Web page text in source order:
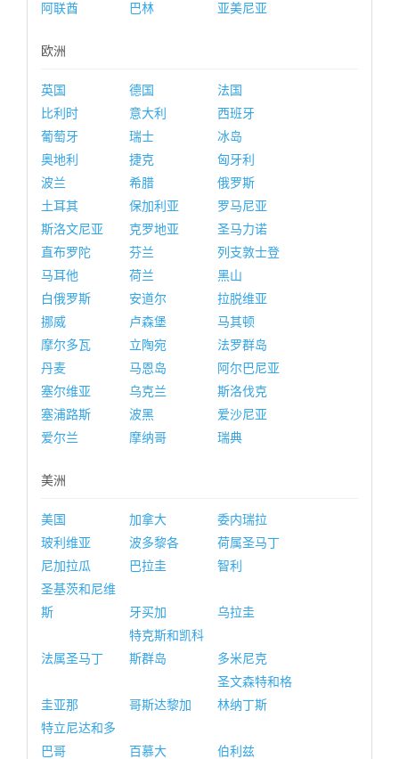
阿联酋
巴林 亚美尼亚
欧洲
英国 德国
法国
比利时
意大利
西班牙
葡萄牙
瑞士
冰岛
奥地利
捷克
匈牙利
波兰
希腊
俄罗斯
土耳其
保加利亚
罗马尼亚
斯洛文尼亚
克罗地亚
圣马力诺
直布罗陀
芬兰
列支敦士登
马耳他
荷兰
黑山
白俄罗斯
安道尔
拉脱维亚
挪威
卢森堡
马其顿
摩尔多瓦
立陶宛
法罗群岛
丹麦
马恩岛
阿尔巴尼亚
塞尔维亚
乌克兰
斯洛伐克
塞浦路斯
波黑
爱沙尼亚
爱尔兰
摩纳哥 瑞典
美洲
美国 加拿大
委内瑞拉
玻利维亚
波多黎各
荷属圣马丁
尼加拉瓜
巴拉圭
智利
圣基茨和尼维
斯
牙买加 乌拉圭
法属圣马丁
特克斯和凯科
斯群岛
多米尼克
圭亚那 哥斯达黎加
圣文森特和格
林纳丁斯
特立尼达和多
巴哥
百慕大
伯利兹